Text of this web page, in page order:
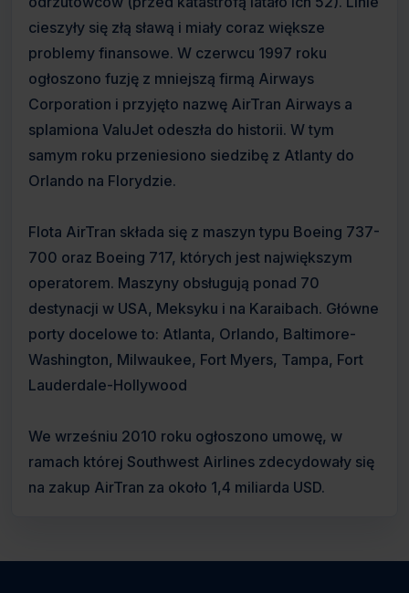
cieszyły się złą sławą i miały coraz większe
problemy finansowe. W czerwcu 1997 roku
ogłoszono fuzję z mniejszą firmą Airways
Corporation i przyjęto nazwę AirTran Airways a
splamiona ValuJet odeszła do historii. W tym
samym roku przeniesiono siedzibę z Atlanty do
Orlando na Florydzie.
Flota AirTran składa się z maszyn typu Boeing 737-
700 oraz Boeing 717, których jest największym
operatorem. Maszyny obsługują ponad 70
destynacji w USA, Meksyku i na Karaibach. Główne
porty docelowe to: Atlanta, Orlando, Baltimore-
Washington, Milwaukee, Fort Myers, Tampa, Fort
Lauderdale-Hollywood
We wrześniu 2010 roku ogłoszono umowę, w
ramach której Southwest Airlines zdecydowały się
na zakup AirTran za około 1,4 miliarda USD.